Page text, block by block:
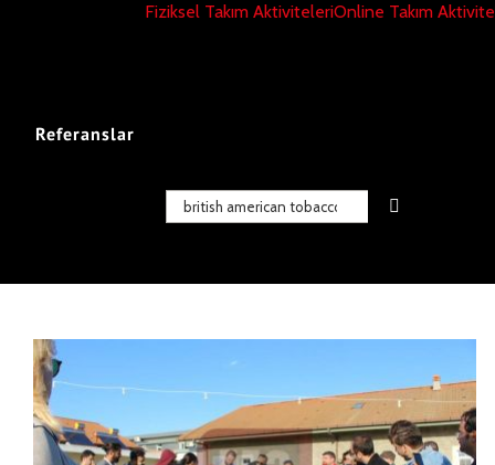
Fiziksel Takım AktiviteleriOnline Takım
Referanslar
Ara: